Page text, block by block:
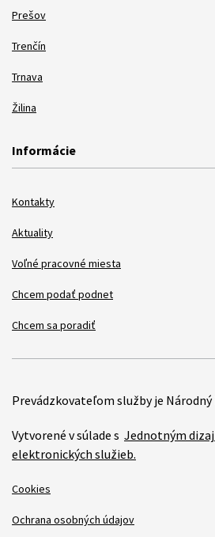
Prešov
Trenčín
Trnava
Žilina
Informácie
Kontakty
Aktuality
Voľné pracovné miesta
Chcem podať podnet
Chcem sa poradiť
Prevádzkovateľom služby je
Vytvorené v súlade s Jednotným
elektronických služieb.
Cookies
Ochrana osobných údajov